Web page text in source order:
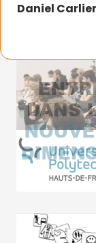
Daniel Carlier